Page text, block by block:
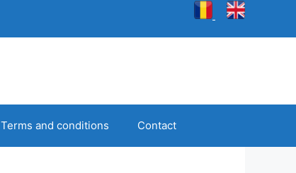
Terms and conditions Contact